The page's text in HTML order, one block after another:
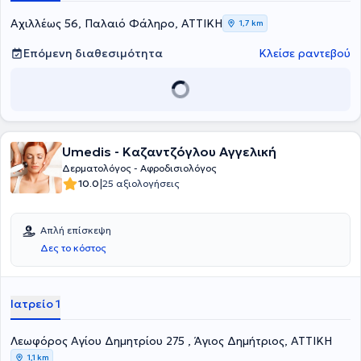
Αχιλλέως 56, Παλαιό Φάληρο, ΑΤΤΙΚΗ 1,7 km
Επόμενη διαθεσιμότητα Κλείσε ραντεβού
Umedis - Καζαντζόγλου Αγγελική
Δερματολόγος - Αφροδισιολόγος
10.0|25 αξιολογήσεις
Απλή επίσκεψη
Δες το κόστος
Ιατρείο 1
Λεωφόρος Αγίου Δημητρίου 275 , Άγιος Δημήτριος, ΑΤΤΙΚΗ
1,1 km